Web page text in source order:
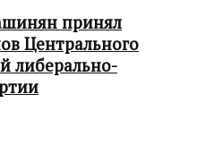
принял
Центрального
либерально-